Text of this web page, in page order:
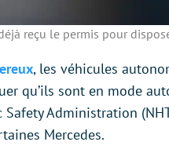
reçu le permis pour
, les véhicules
qu’ils sont en mode
Administration
Mercedes.